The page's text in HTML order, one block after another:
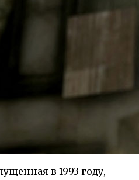
в 1993 году,